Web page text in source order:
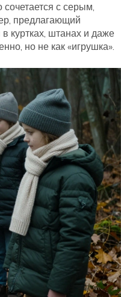
с серым,
предлагающий
в куртках, штанах и даже
но не как «игрушка».